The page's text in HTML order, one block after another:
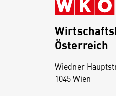
Österreich
Wiedner
1045 Wien